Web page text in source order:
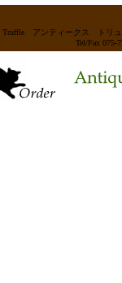
Truffle アンティークス ト
Tel/Fax